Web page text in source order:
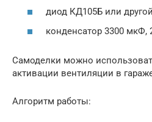
диод КД105Б или
конденсатор 3300 мкФ,
Самоделки можно
активации вентиляции в
Алгоритм работы: